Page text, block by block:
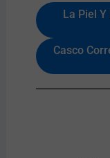
La Piel Y
Casco